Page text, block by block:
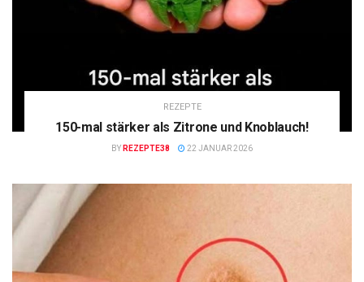
REZEPTE
150-mal stärker als Zitrone und Knoblauch!
BY REZEPTE38 22 JANUAR 2026